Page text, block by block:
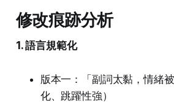
修改痕跡分析
1. 語言規範化
版本一：「副詞太黏，情緒
化、跳躍性強）